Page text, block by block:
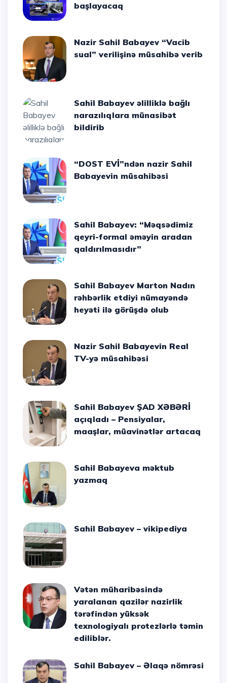
başlayacaq
Nazir Sahil Babayev “Vacib
sual” verilişinə müsahibə verib
Sahil Babayev əlilliklə bağlı
narazılıqlara münasibət
bildirib
“DOST EVİ”ndən nazir Sahil
Babayevin müsahibəsi
Sahil Babayev: “Məqsədimiz
qeyri-formal əməyin aradan
qaldırılmasıdır”
Sahil Babayev Marton Nadın
rəhbərlik etdiyi nümayəndə
heyəti ilə görüşdə olub
Nazir Sahil Babayevin Real
TV-yə müsahibəsi
Sahil Babayev ŞAD XƏBƏRİ
açıqladı – Pensiyalar,
maaşlar, müavinətlər artacaq
Sahil Babayeva məktub
yazmaq
Sahil Babayev – vikipediya
Vətən müharibəsində
yaralanan qazilər nazirlik
tərəfindən yüksək
texnologiyalı protezlərlə təmin
ediliblər.
Sahil Babayev – Əlaqə nömrəsi